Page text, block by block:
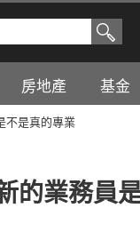
房地產 基金
不是真的專業
的業務員